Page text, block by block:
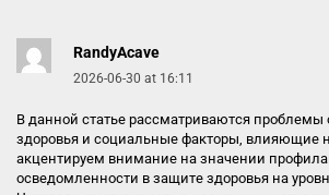
RandyAcave
2026-06-30 at 16:11
В данной статье рассматриваются проблемы
здоровья и социальные факторы, влияющие
акцентируем внимание на значении
осведомленности в защите здоровья на